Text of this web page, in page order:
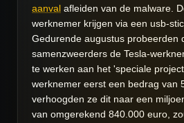
aanval afleiden van de malware.
werknemer krijgen via een usb-
Gedurende augustus probeerden
samenzweerders de Tesla-
te werken aan het 'speciale
werknemer eerst een bedrag van
verhoogden ze dit naar een
van omgerekend 840.000 euro,